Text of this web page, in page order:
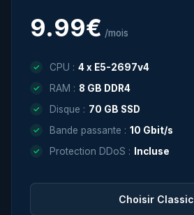
9.99€ /mois
CPU : 4 x E5-2697v4
RAM : 8 GB DDR4
Disque : 70 GB SSD
Bande passante : 10 Gbit/s
Protection DDoS :
Incluse
Choisir Classic